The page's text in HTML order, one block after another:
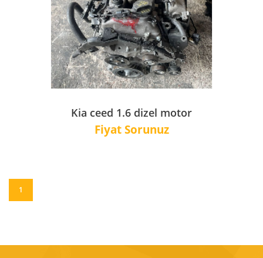
Kia ceed 1.6 dizel motor
Fiyat Sorunuz
1